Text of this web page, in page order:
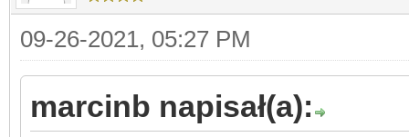
09-26-2021, 05:27 PM
marcinb napisał(a):